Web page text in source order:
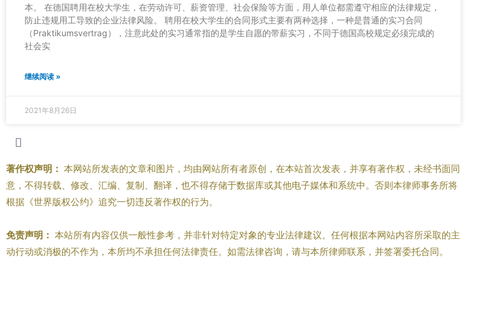
本。 在德国聘用在校大学生，在劳动许可、薪资管理、社会保险等方面，用人单位都需遵守相应的法律规定，
防止违规用工导致的企业法律风险。 聘用在校大学生的合同形式主要有两种选择，一种是普通的实习合同
（Praktikumsvertrag），注意此处的实习通常指的是学生自愿的带薪实习，不同于德国高校规定必须完成的
社会实
继续阅读 »
2021年8月26日
著作权声明： 本网站所发表的文章和图片，均由网站所有者原创，在本站首次发表，并享有著作权，未经书面同
意，不得转载、修改、汇编、复制、翻译，也不得存储于数据库或其他电子媒体和系统中。否则本律师事务所将
根据《世界版权公约》追究一切违反著作权的行为。
免责声明： 本站所有内容仅供一般性参考，并非针对特定对象的专业法律建议。任何根据本网站内容所采取的主
动行动或消极的不作为，本所均不承担任何法律责任。如需法律咨询，请与本所律师联系，并签署委托合同。